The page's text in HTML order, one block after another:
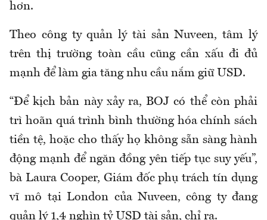
hơn.
Theo công ty quản lý tài sản Nuveen, tâm lý
trên thị trường toàn cầu cũng cần xấu đi đủ
mạnh để làm gia tăng nhu cầu nắm giữ USD.
“Để kịch bản này xảy ra, BOJ có thể còn phải
trì hoãn quá trình bình thường hóa chính sách
tiền tệ, hoặc cho thấy họ không sẵn sàng hành
động mạnh để ngăn đồng yên tiếp tục suy yếu”,
bà Laura Cooper, Giám đốc phụ trách tín dụng
vĩ mô tại London của Nuveen, công ty đang
quản lý 1,4 nghìn tỷ USD tài sản, chỉ ra.